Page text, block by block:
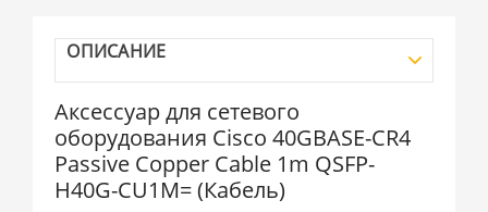
ОПИСАНИЕ
Аксессуар для сетевого
оборудования Cisco 40GBASE-CR4
Passive Copper Cable 1m QSFP-
H40G-CU1M= (Кабель)